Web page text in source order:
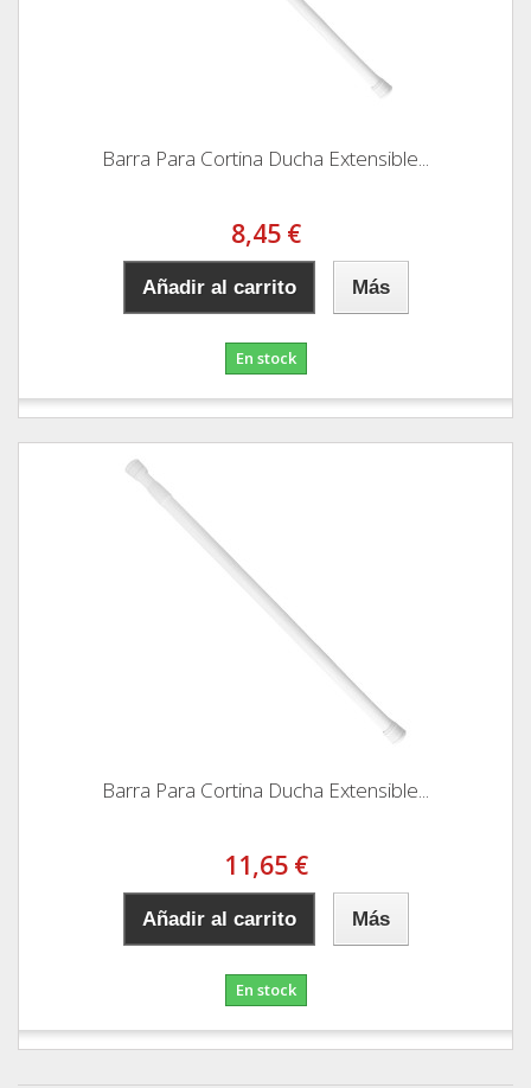
Barra Para Cortina Ducha Extensible...
8,45 €
Añadir al carrito Más
En stock
Barra Para Cortina Ducha Extensible...
11,65 €
Añadir al carrito Más
En stock